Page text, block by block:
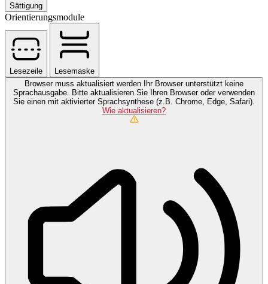
Sättigung
Orientierungsmodule
Lesezeile
Lesemaske
Browser muss aktualisiert werden Ihr Browser unterstützt keine
Sprachausgabe. Bitte aktualisieren Sie Ihren Browser oder verwenden
Sie einen mit aktivierter Sprachsynthese (z.B. Chrome, Edge, Safari).
Wie aktualisieren?